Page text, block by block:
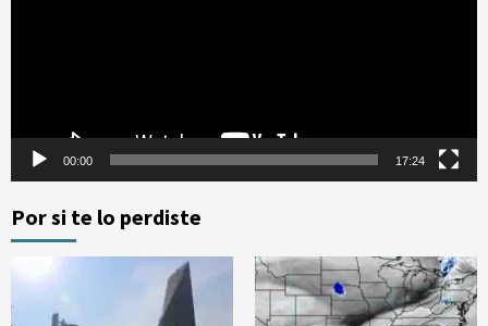
00:00 17:24
Por si te lo perdiste